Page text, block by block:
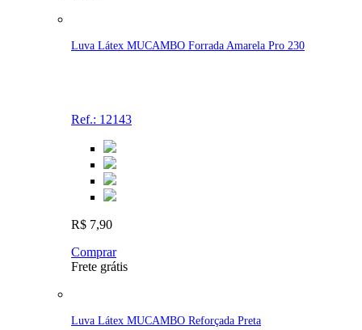
Luva Látex MUCAMBO Forrada Amarela Pro 230
Ref.: 12143
R$ 7,90
Comprar
Frete grátis
Luva Látex MUCAMBO Reforçada Preta